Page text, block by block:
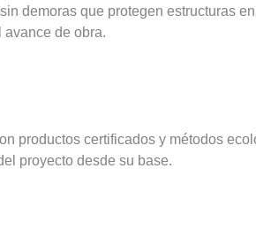
demoras que protegen estructuras
avance de obra.
productos certificados y métodos
proyecto desde su base.